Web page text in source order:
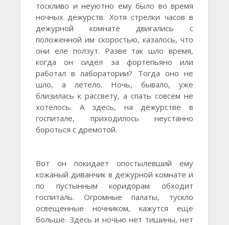
тоскливо и неуютно ему было во время
ночных дежурств. Хотя стрелки часов в
дежурной комнате двигались с
положенной им скоростью, казалось, что
они еле ползут. Разве так шло время,
когда он сидел за фортепьяно или
работал в лаборатории? Тогда оно не
шло, а летело. Ночь, бывало, уже
близилась к рассвету, а спать совсем не
хотелось. А здесь, на дежурстве в
госпитале, приходилось неустанно
бороться с дремотой.
Вот он покидает опостылевший ему
кожаный диванчик в дежурной комнате и
по пустынным коридорам обходит
госпиталь. Огромные палаты, тускло
освещенные ночником, кажутся еще
больше. Здесь и ночью нет тишины, нет